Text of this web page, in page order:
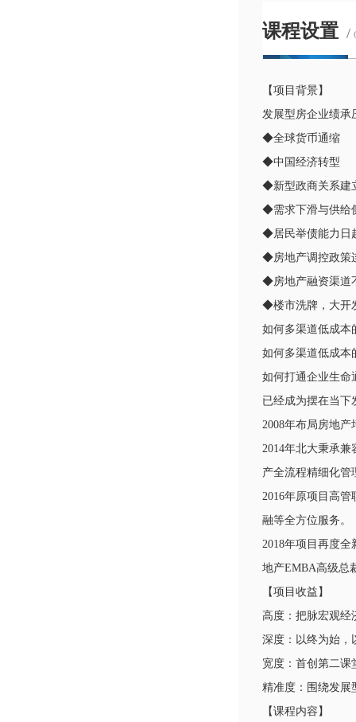
课程设置 /
【项目背景】
发展型房企业绩
◆全球货币
◆中国经济
◆新型政商关系建
◆需求下滑与供
◆居民举债能力
◆房地产调控政策
◆房地产融资渠
◆楼市洗牌
如何多渠道低成本
如何多渠道低成本
如何打通企业生命
已经成为摆在当下
2008年布局房地
2014年北大秉承
产全流程精细化管
2016年原项目高
融等全方位服务。
2018年项目再度
地产EMBA高级总
【项目收益】
高度：把脉宏观经
深度：以终为始，
宽度：首创第二课
精准度：围绕发展
【课程内容】